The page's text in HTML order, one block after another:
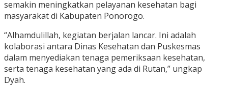
semakin meningkatkan pelayanan kesehatan bagi
masyarakat di Kabupaten Ponorogo.
“Alhamdulillah, kegiatan berjalan lancar. Ini adalah
kolaborasi antara Dinas Kesehatan dan Puskesmas
dalam menyediakan tenaga pemeriksaan kesehatan,
serta tenaga kesehatan yang ada di Rutan,” ungkap
Dyah.